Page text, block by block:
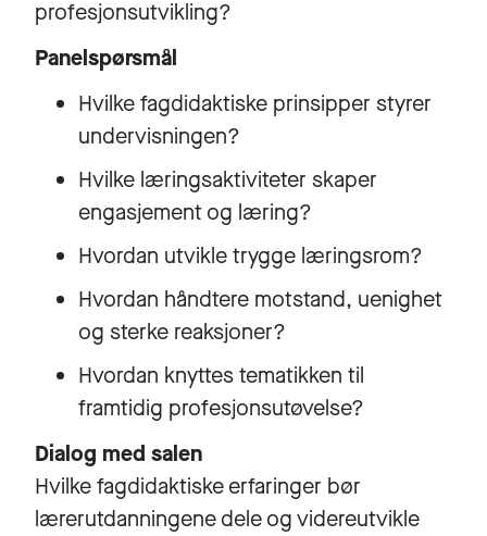
profesjonsutvikling?
Panelspørsmål
Hvilke fagdidaktiske prinsipper styrer
undervisningen?
Hvilke læringsaktiviteter skaper
engasjement og læring?
Hvordan utvikle trygge læringsrom?
Hvordan håndtere motstand, uenighet
og sterke reaksjoner?
Hvordan knyttes tematikken til
framtidig profesjonsutøvelse?
Dialog med salen
Hvilke fagdidaktiske erfaringer bør
lærerutdanningene dele og videreutvikle